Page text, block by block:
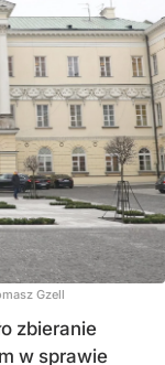
Gzell
zbieranie
w sprawie